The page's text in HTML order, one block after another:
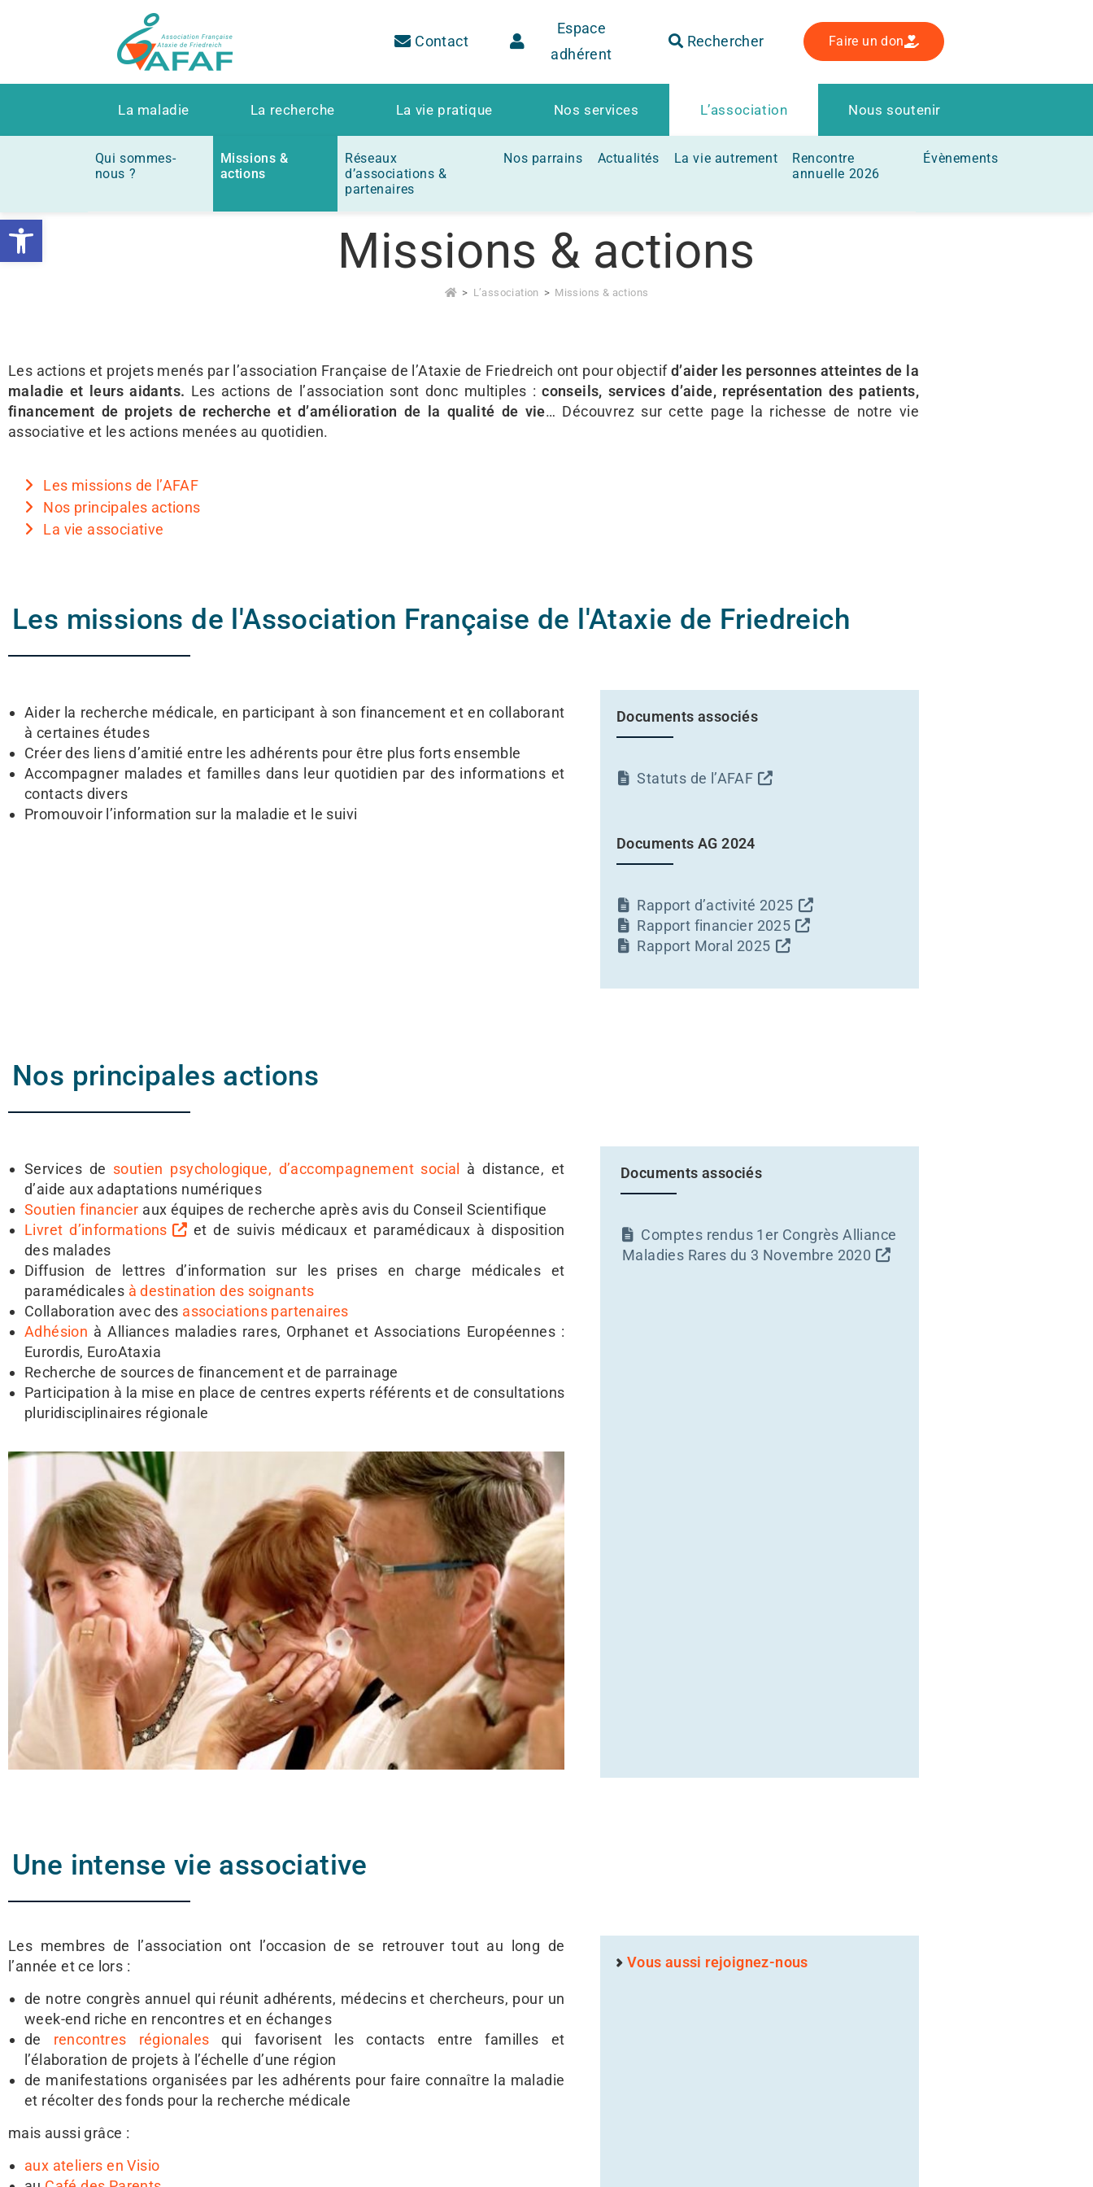
Ouvrir la barre d’outils
Contact
Espace
adhérent
Rechercher Faire un don
La maladie La recherche La vie pratique Nos services L’association
Qui sommes-
nous ?
Missions &
actions
Réseaux
d’associations &
partenaires
Nos parrains Actualités La vie autrement
Rencontre
annuelle 2026
Évènements
Nous soutenir
Missions & actions
> L’association > Missions & actions
Les actions et projets menés par l’association Française de l’Ataxie de Friedreich ont pour objectifd’aider les personnes atteintes de la
maladie et leurs aidants. Les actions de l’association sont donc multiples :conseils, services d’aide, représentation des patients,
financement de projets de recherche et d’amélioration de la qualité de vie… Découvrez sur cette page la richesse de notre vie
associative et les actions menées au quotidien.
Les missions de l’AFAF
Nos principales actions
La vie associative
Les missions de l'Association Française de l'Ataxie de Friedreich
Aider la recherche médicale, en participant à son financement et en collaborant
à certaines études
Créer des liens d’amitié entre les adhérents pour être plus forts ensemble
Accompagner malades et familles dans leur quotidien par des informations et
contacts divers
Promouvoir l’information sur la maladie et le suivi
Documents associés
Statuts de l’AFAF
Documents AG 2024
Rapport d’activité 2025
Rapport financier 2025
Rapport Moral 2025
Nos principales actions
Services de soutien psychologique, d’accompagnement social
à distance, et
d’aide aux adaptations numériques
Soutien financier aux équipes de recherche après avis du Conseil Scientifique
Livret d’informations
et de suivis médicaux et paramédicaux à disposition
des malades
Diffusion de lettres d’information sur les prises en charge médicales et
paramédicales à destination des soignants
Collaboration avec des associations partenaires
Adhésion à Alliances maladies rares, Orphanet et Associations Européennes :
Eurordis, EuroAtaxia
Recherche de sources de financement et de parrainage
Participation à la mise en place de centres experts référents et de consultations
pluridisciplinaires régionale
Documents associés
Comptes rendus 1er Congrès Alliance
Maladies Rares du 3 Novembre 2020
Une intense vie associative
Les membres de l’association ont l’occasion de se retrouver tout au long de
l’année et ce lors :
de notre congrès annuel qui réunit adhérents, médecins et chercheurs, pour un
week-end riche en rencontres et en échanges
de rencontres régionales qui favorisent les contacts entre familles et
l’élaboration de projets à l’échelle d’une région
de manifestations organisées par les adhérents pour faire connaître la maladie
et récolter des fonds pour la recherche médicale
mais aussi grâce :
aux ateliers en Visio
Vous aussi rejoignez-nous